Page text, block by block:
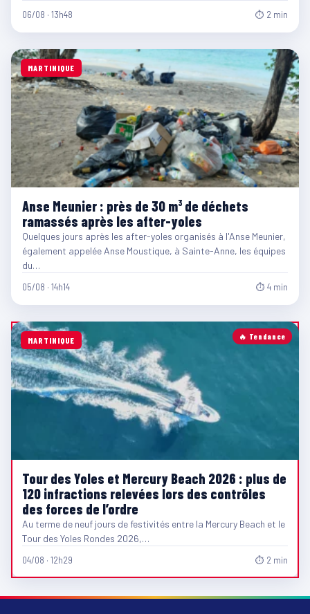
06/08 · 13h48 ⏱ 2 min
MARTINIQUE
Anse Meunier : près de 30 m³ de déchets
ramassés après les after-yoles
Quelques jours après les after-yoles organisés à l'Anse Meunier,
également appelée Anse Moustique, à Sainte-Anne, les équipes
du…
05/08 · 14h14 ⏱ 4 min
🔥 Tendance
MARTINIQUE
Tour des Yoles et Mercury Beach 2026 : plus de
120 infractions relevées lors des contrôles
des forces de l’ordre
Au terme de neuf jours de festivités entre la Mercury Beach et le
Tour des Yoles Rondes 2026,…
04/08 · 12h29 ⏱ 2 min